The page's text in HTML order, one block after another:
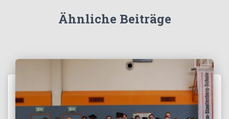
Ähnliche Beiträge